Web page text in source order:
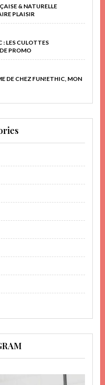
& NATURELLE
PLAISIR
: LES CULOTTES
PROMO
DE CHEZ FUN!ETHIC, MON